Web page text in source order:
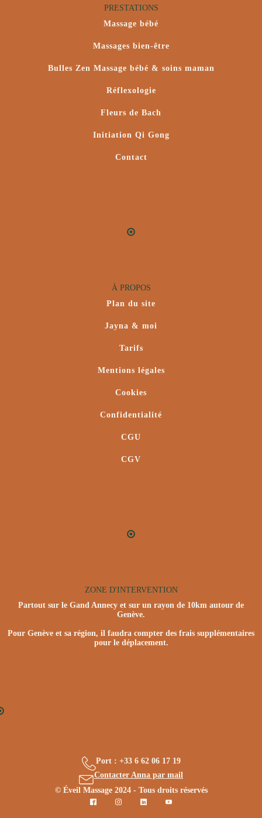
PRESTATIONS
Massage bébé
Massages bien-être
Bulles Zen Massage bébé & soins maman
Réflexologie
Fleurs de Bach
Initiation Qi Gong
Contact
À PROPOS
Plan du site
Jayna & moi
Tarifs
Mentions légales
Cookies
Confidentialité
CGU
CGV
ZONE D'INTERVENTION
Partout sur le Gand Annecy et sur un rayon de 10km autour de
Genève.
Pour Genève et sa région, il faudra compter des frais supplémentaires
pour le déplacement.
Port : +33 6 62 06 17 19
Contacter Anna par mail
© Éveil Massage 2024 - Tous droits réservés